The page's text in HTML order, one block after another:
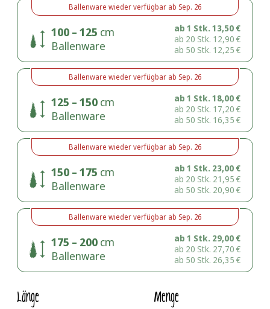
Ballenware wieder verfügbar ab Sep. 26
100 – 125 cm
Ballenware
ab 1 Stk.13,50 €
ab 20 Stk. 12,90 €
ab 50 Stk. 12,25 €
Ballenware wieder verfügbar ab Sep. 26
125 – 150 cm
Ballenware
ab 1 Stk.18,00 €
ab 20 Stk. 17,20 €
ab 50 Stk. 16,35 €
Ballenware wieder verfügbar ab Sep. 26
150 – 175 cm
Ballenware
ab 1 Stk. 23,00 €
ab 20 Stk. 21,95 €
ab 50 Stk. 20,90 €
Ballenware wieder verfügbar ab Sep. 26
175 – 200 cm
Ballenware
ab 1 Stk. 29,00 €
ab 20 Stk. 27,70 €
ab 50 Stk. 26,35 €
Länge Menge